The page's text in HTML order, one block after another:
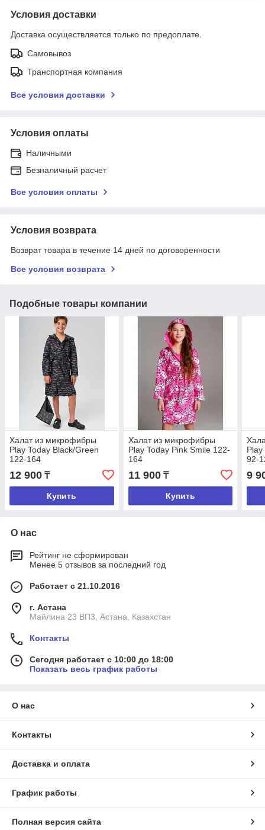
Условия доставки
Доставка осуществляется только по предоплате.
Самовывоз
Транспортная компания
Все условия доставки
Условия оплаты
Наличными
Безналичный расчет
Все условия оплаты
Условия возврата
Возврат товара в течение 14 дней по договоренности
Все условия возврата
Подобные товары компании
Халат из микрофибры
Play Today Black/Green
122-164
12 900 ₸
Купить
Халат из микрофибры
Play Today Pink Smile 122-
164
11 900₸
Купить
Play
92-
9
О нас
Рейтинг не сформирован
Менее 5 отзывов за последний год
Работает с 21.10.2016
г. Астана
Майлина 23 ВП3, Астана, Казахстан
Контакты
Сегодня работает с 10:00 до 18:00
Показать весь график работы
О нас
Контакты
Доставка и оплата
График работы
Полная версия сайта